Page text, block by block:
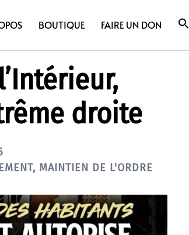
BOUTIQUE FAIRE UN DON
droite
, MAINTIEN DE L'ORDRE